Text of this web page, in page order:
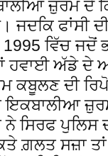
ਜ਼ੁਰਮ ਦੇ
ਜਦਕਿ ਫਾਂਸੀ
1995 ਵਿੱਚ
ਅੱਡੇ ਦੇ
ਕਬੂਲਣ ਦੀ
ਇਕਬਾਲੀਆ
ਨੇ ਸਿਰਫ
ਗ਼ਲਤ ਸਜ਼ਾ ਤਾਂ